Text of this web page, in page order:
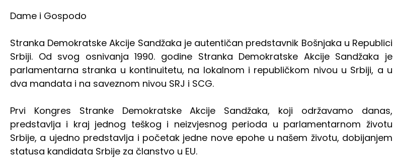
Dame i Gospodo
Stranka Demokratske Akcije Sandžaka je autentičan predstavnik Bošnjaka u Republici
Srbiji. Od svog osnivanja 1990. godine Stranka Demokratske Akcije Sandžaka je
parlamentarna stranka u kontinuitetu, na lokalnom i republičkom nivou u Srbiji, a u
dva mandata i na saveznom nivou SRJ i SCG.
Prvi Kongres Stranke Demokratske Akcije Sandžaka, koji održavamo danas,
predstavlja i kraj jednog teškog i neizvjesnog perioda u parlamentarnom životu
Srbije, a ujedno predstavlja i početak jedne nove epohe u našem životu, dobijanjem
statusa kandidata Srbije za članstvo u EU.